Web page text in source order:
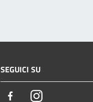
SEGUICI SU
FacebookInstagram